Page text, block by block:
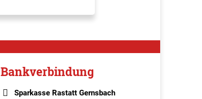
Bankverbindung
Sparkasse Rastatt Gernsbach